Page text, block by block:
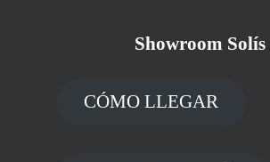
Showroom Solís
CÓMO LLEGAR